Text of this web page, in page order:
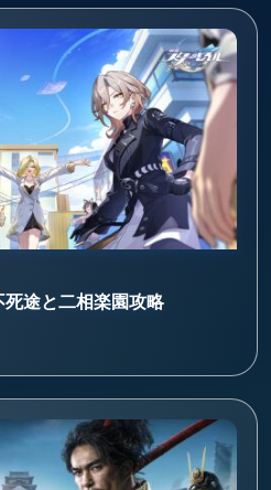
死途と二相楽園攻略